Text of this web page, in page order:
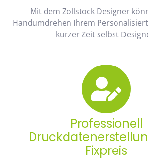
Mit dem Zollstock Designer
Handumdrehen Ihrem
kurzer Zeit selbst
Professionell
Fixpreis